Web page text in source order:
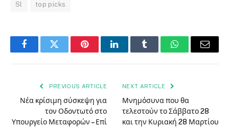
Sl top picks
FacebookTwitter PinterestLinkedInTumblr WhatsAppEmail
PREVIOUS ARTICLE
Νέα κρίσιμη σύσκεψη για
τον Οδοντωτό στο
Υπουργείο Μεταφορών – Επί
NEXT ARTICLE
Μνημόσυνα που θα
τελεστούν το Σάββατο 28
και την Κυριακή 28 Μαρτίου